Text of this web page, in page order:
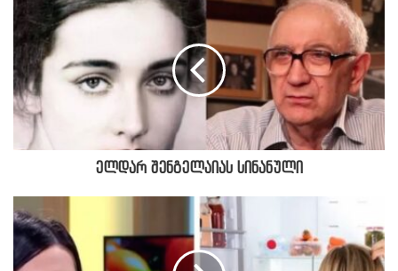
ელდარ შენგელაიას სინანული